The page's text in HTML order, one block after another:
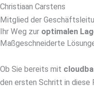
Christiaan Carstens
Mitglied der
Ihr Weg zur optimalen
Maßgeschneiderte
Ob Sie bereits mit
den ersten Schritt in diese